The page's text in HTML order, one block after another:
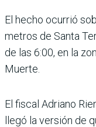
El hecho ocurrió
metros de Santa
de las 6:00, en la
Muerte.
El fiscal Adriano
llegó la versión de